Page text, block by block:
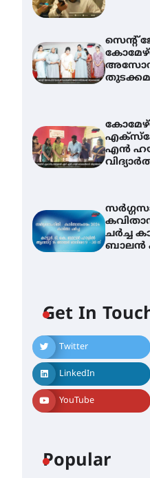
സെന്റ്
എൻ
ചർച്ച
ബാലൻ
Get In
Twitter
LinkedIn
YouTube
Popular